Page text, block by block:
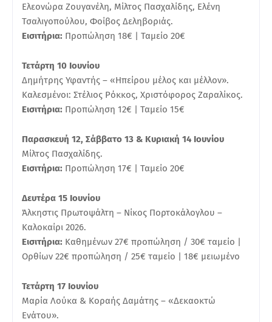
Ελεονώρα Ζουγανέλη, Μίλτος Πασχαλίδης, Ελένη
Τσαλιγοπούλου, Φοίβος Δεληβοριάς.
Εισιτήρια: Προπώληση 18€ | Ταμείο 20€
Τετάρτη 10 Ιουνίου
Δημήτρης Υφαντής – «Ηπείρου μέλος και μέλλον».
Καλεσμένοι: Στέλιος Ρόκκος, Χριστόφορος Ζαραλίκος.
Εισιτήρια: Προπώληση 12€ | Ταμείο 15€
Παρασκευή 12, Σάββατο 13 & Κυριακή 14 Ιουνίου
Μίλτος Πασχαλίδης.
Εισιτήρια: Προπώληση 17€ | Ταμείο 20€
Δευτέρα 15 Ιουνίου
Άλκηστις Πρωτοψάλτη – Νίκος Πορτοκάλογλου –
Καλοκαίρι 2026.
Εισιτήρια: Καθημένων 27€ προπώληση / 30€ ταμείο |
Ορθίων 22€ προπώληση / 25€ ταμείο | 18€ μειωμένο
Τετάρτη 17 Ιουνίου
Μαρία Λούκα & Κοραής Δαμάτης – «Δεκαοκτώ
Ενάτου».